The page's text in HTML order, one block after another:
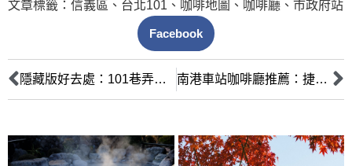
文章標籤： 信義區 、 台北101 、 咖啡地圖 、 咖啡廳 、 市政府站
Facebook
隱藏版好去處：101巷弄獨立咖啡廳｜手沖與甜點的城市探險地圖 南港車站咖啡廳推薦：捷運出站步行5分鐘就到！通勤族必看！